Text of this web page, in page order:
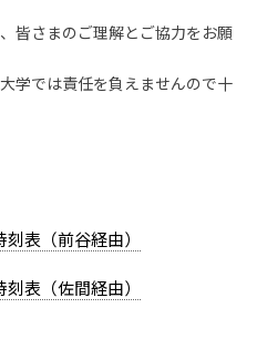
皆さまのご理解とご協力をお願
学では責任を負えませんので十
表（前谷経由）
表（佐間経由）